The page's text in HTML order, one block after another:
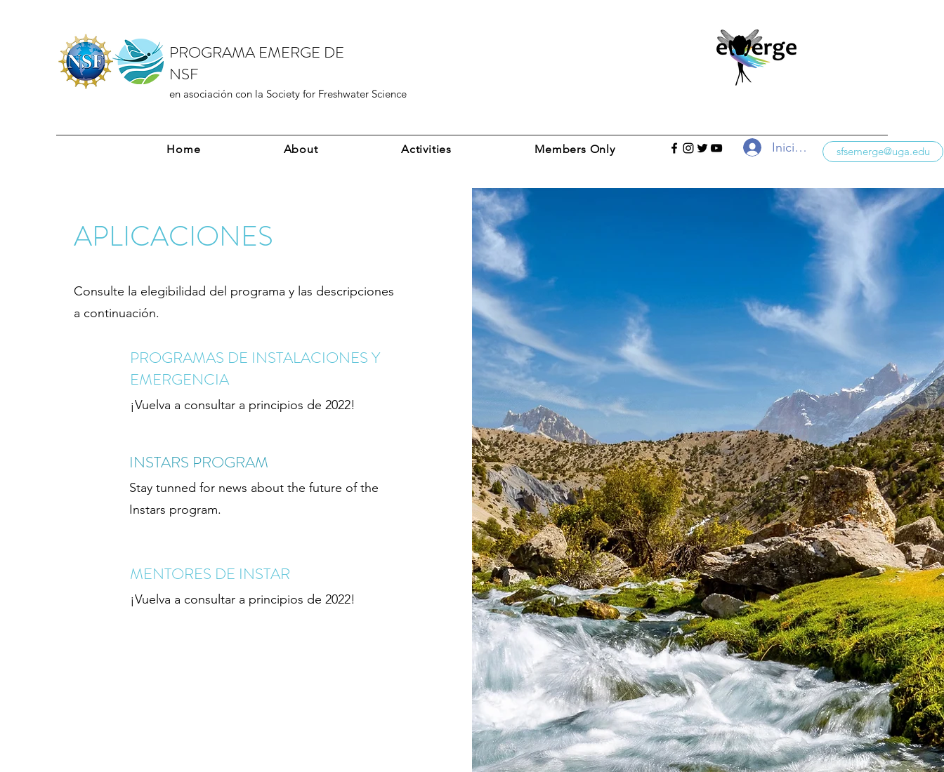
PROGRAMA EMERGE DE
NSF
en asociación con la Society for Freshwater Science
Home About Activities Members Only Iniciar sesiónsfsemerge@uga.edu
APLICACIONES
Consulte la elegibilidad del programa y las descripciones
a continuación.
PROGRAMAS DE INSTALACIONES Y
EMERGENCIA
¡Vuelva a consultar a principios de 2022!
INSTARS PROGRAM
Stay tunned for news about the future of the
Instars program.
MENTORES DE INSTAR
¡Vuelva a consultar a principios de 2022!